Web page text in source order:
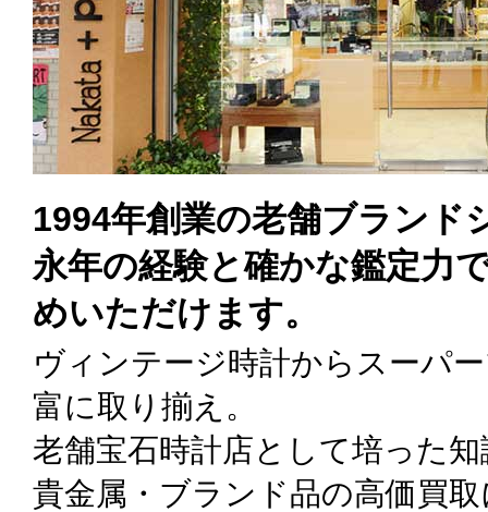
1994年創業の老舗ブランド
永年の経験と確かな鑑定力
めいただけます。
ヴィンテージ時計からスーパ
富に取り揃え。
老舗宝石時計店として培った
貴金属・ブランド品の高価買